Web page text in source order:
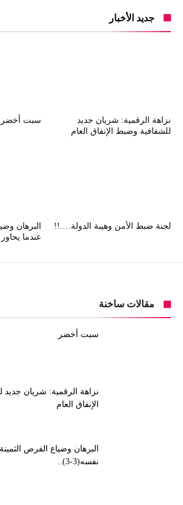
جديد الأخبار
سبت أخضر
نزاهة الرقمية: شريان جديد
للشفافية وضبط الإنفاق العام
البرهان
عندما يحاور
لجنة ضبط الأمن وهيبة الدولة….!!
مقالات ساخنة
سبت أخضر
نزاهة الرقمية: شريان
الإنفاق العام
البرهان وضياع الفرص
نفسه(3-3)..